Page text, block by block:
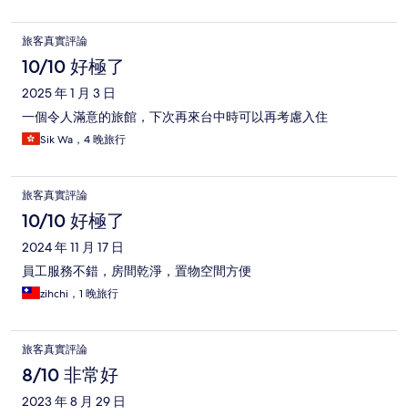
旅客真實評論
10/10 好極了
2025 年 1 月 3 日
一個令人滿意的旅館，下次再來台中時可以再考慮入住
Sik Wa，4 晚旅行
旅客真實評論
10/10 好極了
2024 年 11 月 17 日
員工服務不錯，房間乾淨，置物空間方便
zihchi，1 晚旅行
旅客真實評論
8/10 非常好
2023 年 8 月 29 日